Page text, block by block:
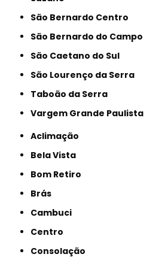
São Bernardo Centro
São Bernardo do Campo
São Caetano do Sul
São Lourenço da Serra
Taboão da Serra
Vargem Grande Paulista
Aclimação
Bela Vista
Bom Retiro
Brás
Cambuci
Centro
Consolação